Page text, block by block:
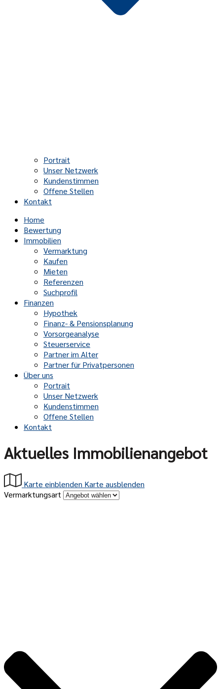
Portrait
Unser Netzwerk
Kundenstimmen
Offene Stellen
Kontakt
Home
Bewertung
Immobilien
Vermarktung
Kaufen
Mieten
Referenzen
Suchprofil
Finanzen
Hypothek
Finanz- & Pensionsplanung
Vorsorgeanalyse
Steuerservice
Partner im Alter
Partner für Privatpersonen
Über uns
Portrait
Unser Netzwerk
Kundenstimmen
Offene Stellen
Kontakt
Aktuelles Immobilienangebot
Karte einblenden Karte ausblenden
Vermarktungsart